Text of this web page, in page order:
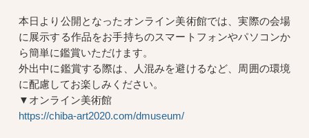
本日より公開となったオンライン美術館では、実際の会場
に展示する作品をお手持ちのスマートフォンやパソコンか
ら簡単に鑑賞いただけます。
外出中に鑑賞する際は、人混みを避けるなど、周囲の環境
に配慮してお楽しみください。
▼オンライン美術館
https://chiba-art2020.com/dmuseum/